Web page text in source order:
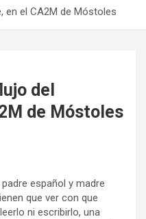
en el CA2M de Móstoles
del
de Móstoles
español y madre
que ver con que
ni escribirlo, una